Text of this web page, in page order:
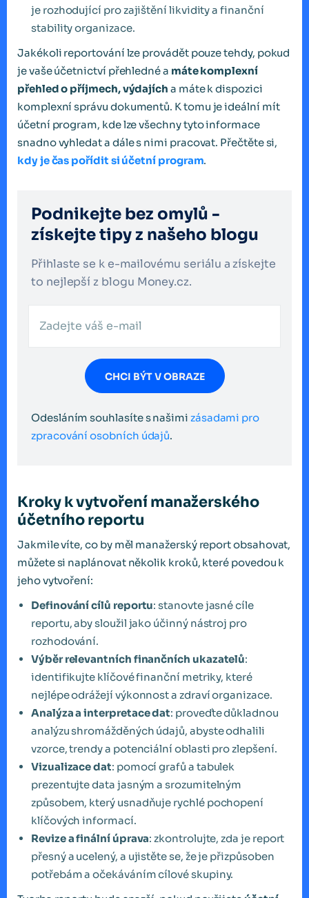
je rozhodující pro zajištění likvidity a finanční
stability organizace.
Jakékoli reportování lze provádět pouze tehdy, pokud
je vaše účetnictví přehledné a máte komplexní
přehled o příjmech, výdajích a máte k dispozici
komplexní správu dokumentů. K tomu je ideální mít
účetní program, kde lze všechny tyto informace
snadno vyhledat a dále s nimi pracovat. Přečtěte si,
kdy je čas pořídit si účetní program.
Podnikejte bez omylů -
získejte tipy z našeho blogu
Přihlaste se k e-mailovému seriálu a získejte
to nejlepší z blogu Money.cz.
CHCI BÝT V OBRAZE
Odesláním souhlasíte s našimi zásadami pro
zpracování osobních údajů.
Kroky k vytvoření manažerského
účetního reportu
Jakmile víte, co by měl manažerský report obsahovat,
můžete si naplánovat několik kroků, které povedou k
jeho vytvoření:
Definování cílů reportu: stanovte jasné cíle
reportu, aby sloužil jako účinný nástroj pro
rozhodování.
Výběr relevantních finančních ukazatelů:
identifikujte klíčové finanční metriky, které
nejlépe odrážejí výkonnost a zdraví organizace.
Analýza a interpretace dat: proveďte důkladnou
analýzu shromážděných údajů, abyste odhalili
vzorce, trendy a potenciální oblasti pro zlepšení.
Vizualizace dat: pomocí grafů a tabulek
prezentujte data jasným a srozumitelným
způsobem, který usnadňuje rychlé pochopení
klíčových informací.
Revize a finální úprava: zkontrolujte, zda je report
přesný a ucelený, a ujistěte se, že je přizpůsoben
potřebám a očekáváním cílové skupiny.